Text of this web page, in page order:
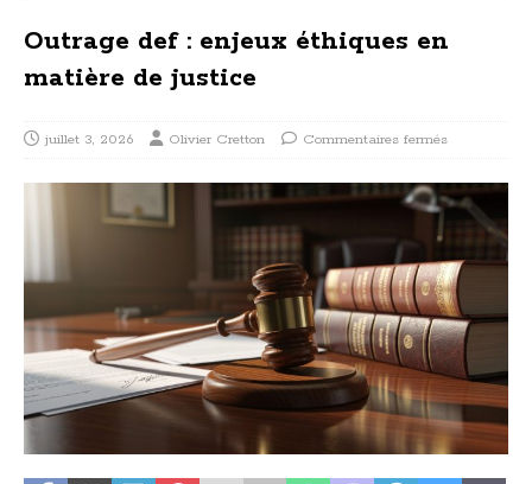
Outrage def : enjeux éthiques en
matière de justice
juillet 3, 2026 Olivier Cretton Commentaires fermés